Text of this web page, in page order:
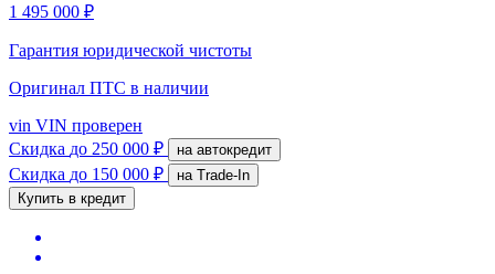
1 495 000 ₽
Гарантия юридической чистоты
Оригинал ПТС в наличии
vin VIN проверен
Скидка до 250 000 ₽ на автокредит
Скидка до 150 000 ₽
на Trade-In
Купить в кредит